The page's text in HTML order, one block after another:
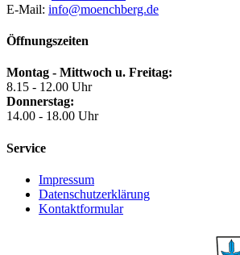
E-Mail: info@moenchberg.de
Öffnungszeiten
Montag - Mittwoch u. Freitag:
8.15 - 12.00 Uhr
Donnerstag:
14.00 - 18.00 Uhr
Service
Impressum
Datenschutzerklärung
Kontaktformular